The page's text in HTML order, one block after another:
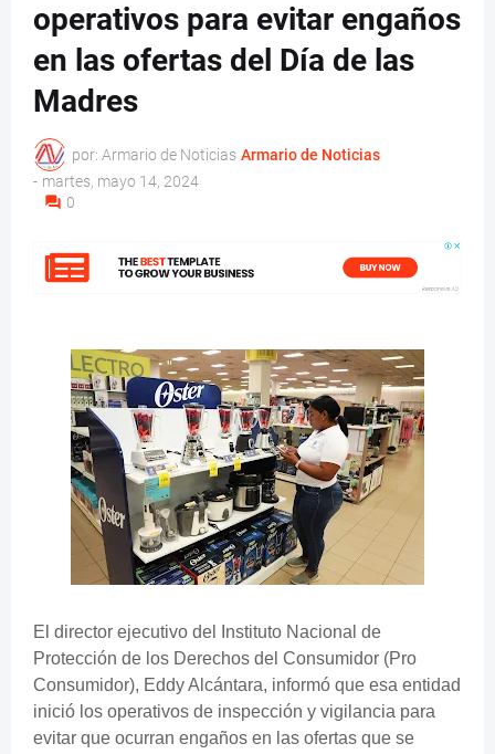
operativos para evitar engaños
en las ofertas del Día de las
Madres
por: Armario de Noticias Armario de Noticias
- martes, mayo 14, 2024
0
El director ejecutivo del Instituto Nacional de
Protección de los Derechos del Consumidor (Pro
Consumidor), Eddy Alcántara, informó que esa entidad
inició los operativos de inspección y vigilancia para
evitar que ocurran engaños en las ofertas que se